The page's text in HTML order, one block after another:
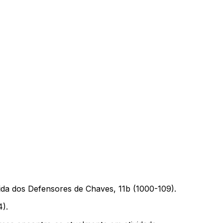
dos Defensores de Chaves, 11b (1000-109).